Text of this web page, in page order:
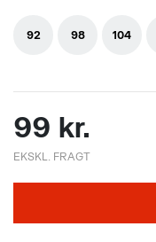
92 98 104
99 kr.
EKSKL. FRAGT